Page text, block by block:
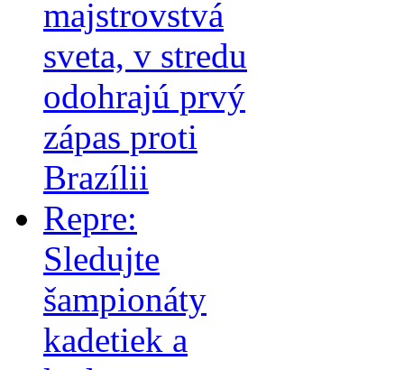
majstrovstvá
sveta, v stredu
odohrajú prvý
zápas proti
Brazílii
Repre:
Sledujte
šampionáty
kadetiek a